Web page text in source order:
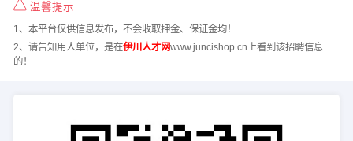
温馨提示
1、本平台仅供信息发布，不会收取押金、保证金均！
2、请告知用人单位，是在伊川人才网www.juncishop.cn上看到该招聘信息
的！